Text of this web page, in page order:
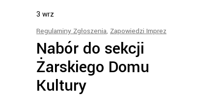
3 wrz
Regulaminy Zgłoszenia, Zapowiedzi Imprez
Nabór do sekcji
Żarskiego Domu
Kultury